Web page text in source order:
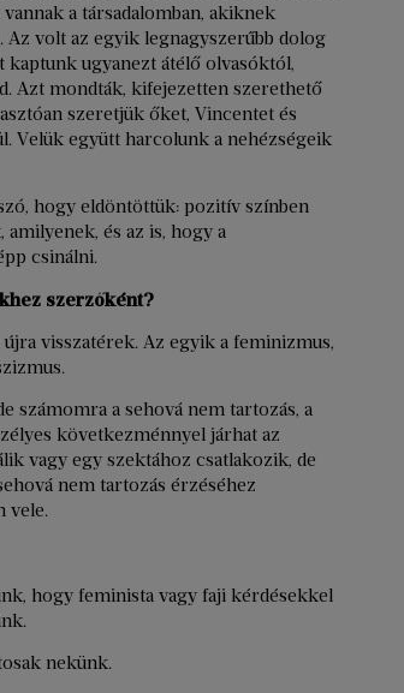
a társadalomban, akiknek
volt az egyik legnagyszerűbb dolog
kaptunk ugyanezt átélő olvasóktól,
Azt mondták, kifejezetten szerethető
szeretjük őket, Vincentet és
Velük együtt harcolunk a nehézségeik
hogy eldöntöttük: pozitív színben
és az is, hogy a
csinálni.
szerzőként?
visszatérek. Az egyik a feminizmus,
számomra a sehová nem tartozás, a
következménnyel járhat az
vagy egy szektához csatlakozik, de
nem tartozás érzéséhez
vele.
hogy feminista vagy faji kérdésekkel
nekünk.